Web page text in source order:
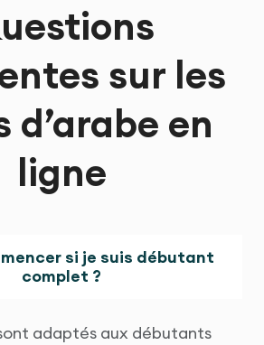
sur les
d’arabe en
ligne
si je suis débutant
complet ?
adaptés aux débutants